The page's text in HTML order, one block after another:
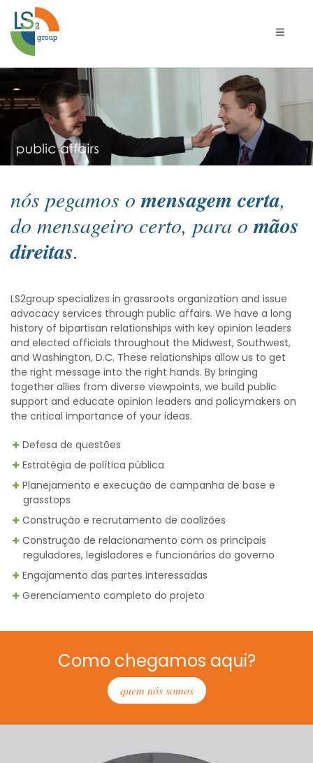
Relações
Públicas
nós pegamos o mensagem certa,
do mensageiro certo, para omãos
direitas.
LS2group specializes in grassroots organization and issue
advocacy services through public affairs. We have a long
history of bipartisan relationships with key opinion leaders
and elected officials throughout the Midwest, Southwest,
and Washington, D.C. These relationships allow us to get
the right message into the right hands. By bringing
together allies from diverse viewpoints, we build public
support and educate opinion leaders and policymakers on
the critical importance of your ideas.
Defesa de questões
Estratégia de política pública
Planejamento e execução de campanha de base e
grasstops
Construção e recrutamento de coalizões
Construção de relacionamento com os principais
reguladores, legisladores e funcionários do governo
Engajamento das partes interessadas
Gerenciamento completo do projeto
Como chegamos aqui?
quem nós somos